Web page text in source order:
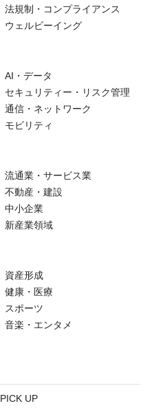
法規制・コンプライアンス
ウェルビーイング
AI・データ
セキュリティー・リスク管理
通信・ネットワーク
モビリティ
流通業・サービス業
不動産・建設
中小企業
新産業領域
資産形成
健康・医療
スポーツ
音楽・エンタメ
PICK UP